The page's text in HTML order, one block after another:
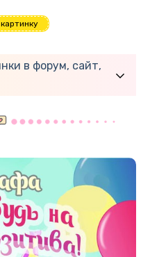
в форум, сайт,